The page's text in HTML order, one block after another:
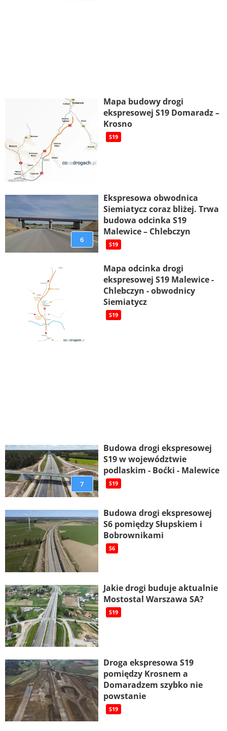
Mapa budowy drogi
ekspresowej S19 Domaradz –
Krosno
S19
6
Ekspresowa obwodnica
Siemiatycz coraz bliżej. Trwa
budowa odcinka S19
Malewice – Chlebczyn
S19
Mapa odcinka drogi
ekspresowej S19 Malewice -
Chlebczyn - obwodnicy
Siemiatycz
S19
7
Budowa drogi ekspresowej
S19 w województwie
podlaskim - Boćki - Malewice
S19
Budowa drogi ekspresowej
S6 pomiędzy Słupskiem i
Bobrownikami
S6
Jakie drogi buduje aktualnie
Mostostal Warszawa SA?
S19
Droga ekspresowa S19
pomiędzy Krosnem a
Domaradzem szybko nie
powstanie
S19